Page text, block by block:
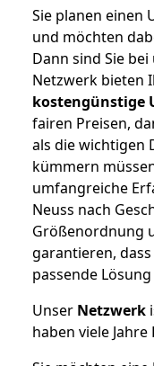
Sie planen einen
und möchten
Dann sind Sie
Netzwerk bieten
kostengünstige
fairen Preisen,
als die wichtigen
kümmern
umfangreiche
Neuss nach
Größenordnung
garantieren,
passende
Unser Netzwerk
haben viele